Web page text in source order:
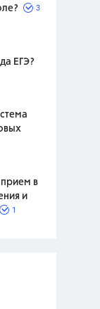
3
ЕГЭ?
в
и
1